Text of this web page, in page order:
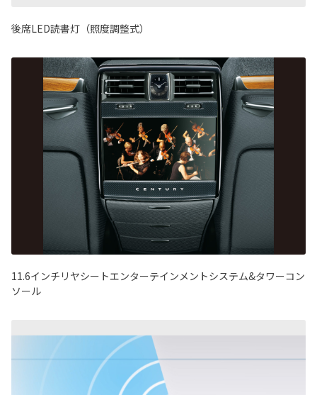
後席LED読書灯（照度調整式）
11.6インチリヤシートエンターテインメントシステム&タワーコン
ソール